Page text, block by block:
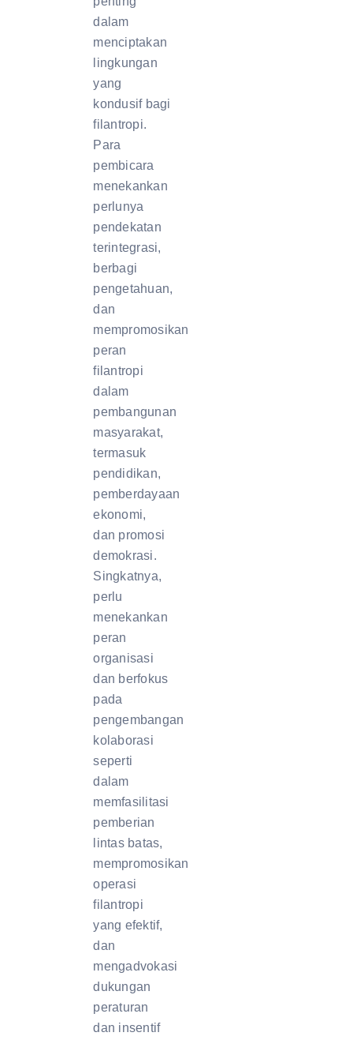
dalam
menciptakan
lingkungan
yang
kondusif bagi
filantropi.
Para
pembicara
menekankan
perlunya
pendekatan
terintegrasi,
berbagi
pengetahuan,
dan
mempromosikan
peran
filantropi
dalam
pembangunan
masyarakat,
termasuk
pendidikan,
pemberdayaan
ekonomi,
dan promosi
demokrasi.
Singkatnya,
perlu
menekankan
peran
organisasi
dan berfokus
pada
pengembangan
kolaborasi
seperti
dalam
memfasilitasi
pemberian
lintas batas,
mempromosikan
operasi
filantropi
yang efektif,
dan
mengadvokasi
dukungan
peraturan
dan insentif